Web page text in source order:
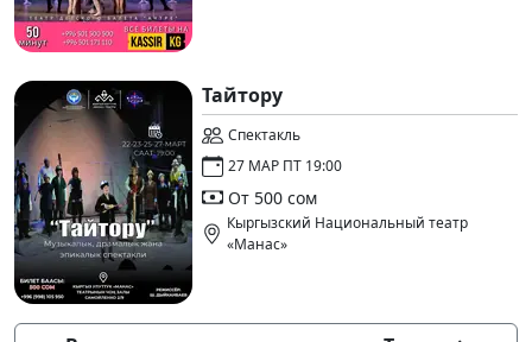
Тайтору
Спектакль
27 МАР ПТ 19:00
От 500 сом
Кыргызский Национальный театр
«Манас»